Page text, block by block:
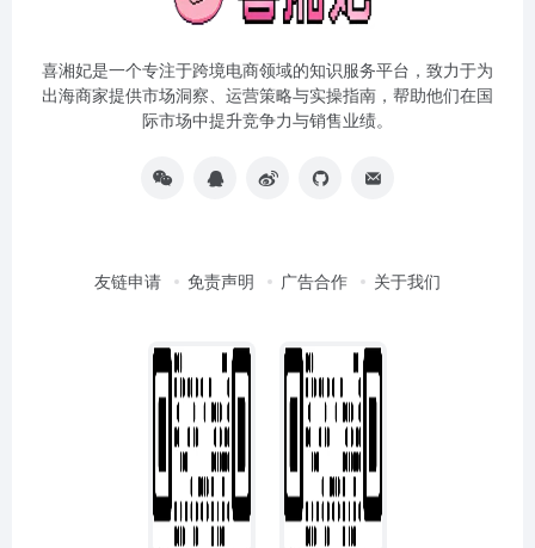
喜湘妃是一个专注于跨境电商领域的知识服务平台，致力于为
出海商家提供市场洞察、运营策略与实操指南，帮助他们在国
际市场中提升竞争力与销售业绩。
友链申请 免责声明 广告合作 关于我们